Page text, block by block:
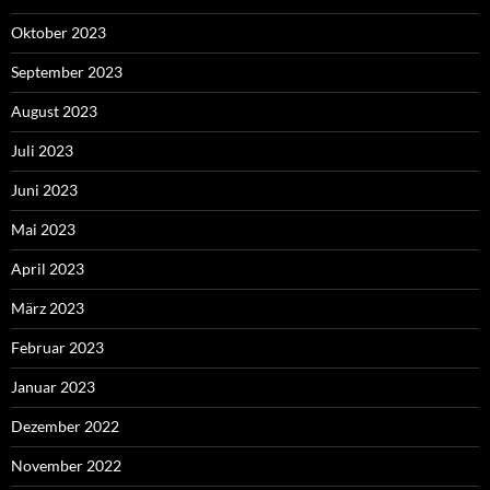
Oktober 2023
September 2023
August 2023
Juli 2023
Juni 2023
Mai 2023
April 2023
März 2023
Februar 2023
Januar 2023
Dezember 2022
November 2022